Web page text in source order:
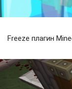
Freeze плагин